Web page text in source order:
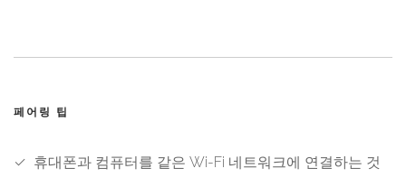
페어링 팁
✓ 휴대폰과 컴퓨터를 같은 Wi-Fi 네트워크에 연결하는 것